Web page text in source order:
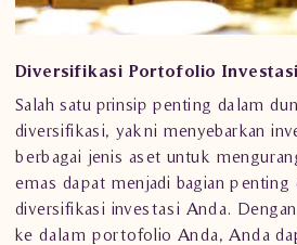
Diversifikasi Portofolio Investasi
Salah satu prinsip penting dalam
diversifikasi, yakni menyebarkan
berbagai jenis aset untuk
emas dapat menjadi bagian penting
diversifikasi investasi Anda.
ke dalam portofolio Anda, Anda